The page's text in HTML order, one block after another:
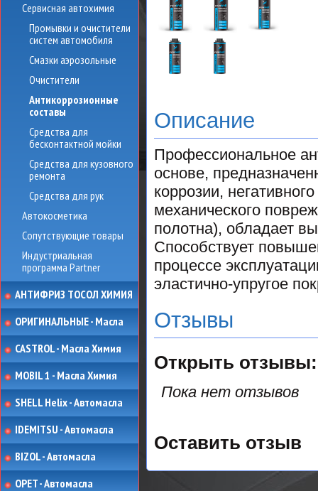
Сервисная автохимия
Промывки и очистители
систем автомобиля
Смазки аэрозольные
Очистители
Антикоррозионные
составы
Средства для
бесконтактной мойки
Средства для кузовного
ремонта
Средства для рук
Автокосметика
Сопутствующие товары
Индустриальная
программа Partner
АНТИФРИЗ ТОСОЛ ХИМИЯ
ОРИГИНАЛЬНЫЕ - Масла
CASTROL - Масла Химия
MOBIL 1 - Масла Химия
SHELL Helix - Автомасла
IDEMITSU - Автомасла
BIZOL - Автомасла
OPET - Автомасла
Описание
Профессиональное
основе,
коррозии,
механического
полотна), обладает
Способствует
процессе
эластично-упругое
Отзывы
Открыть
Пока нет отзывов
Оставить отзыв